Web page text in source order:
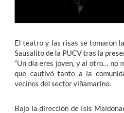
El teatro y las risas se tomaron
Sausalito de la PUCV tras la
“Un día eres joven, y al otro… no
que cautivó tanto a la
vecinos del sector viñamarino.
Bajo la dirección de Isis